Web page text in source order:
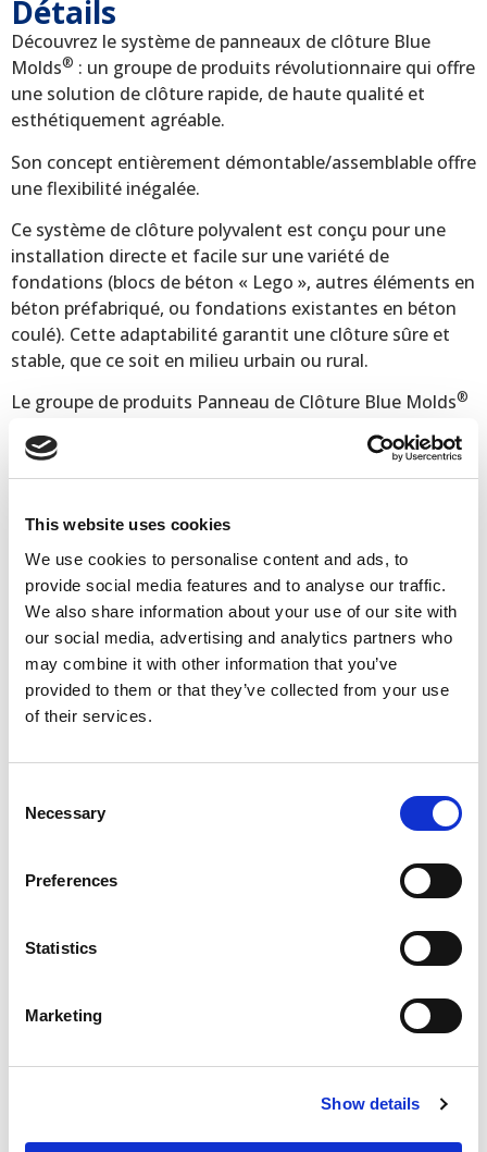
This website uses cookies
We use cookies to personalise content and ads, to
provide social media features and to analyse our traffic.
We also share information about your use of our site with
our social media, advertising and analytics partners who
may combine it with other information that you’ve
provided to them or that they’ve collected from your use
of their services.
Selection
Necessary
Preferences
Statistics
Marketing
Show details
Détails
Découvrez le système de panneaux de clôture Blue
Molds® : un groupe de produits révolutionnaire qui offre
une solution de clôture rapide, de haute qualité et
esthétiquement agréable.
Son concept entièrement démontable/assemblable offre
une flexibilité inégalée.
Ce système de clôture polyvalent est conçu pour une
installation directe et facile sur une variété de
fondations (blocs de béton « Lego », autres éléments en
béton préfabriqué, ou fondations existantes en béton
coulé). Cette adaptabilité garantit une clôture sûre et
stable, que ce soit en milieu urbain ou rural.
Le groupe de produits Panneau de Clôture Blue Molds®
installation complète : panneaux de clôture, supports de
poteaux, poteaux de clôture et accessoires.
Code de l'article
FPT1 3002000
Poids
16 kg
Dimensions
289 × 2000 × 62 mm
Outil rentable = production à grande échelle
Expédition dans le monde entier
Ventes sur stock
100 % de fidélité client sur 60 marchés